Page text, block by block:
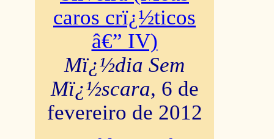
caros crï¿½ticos
â€” IV)
Mï¿½dia Sem
Mï¿½scara, 6 de
fevereiro de 2012